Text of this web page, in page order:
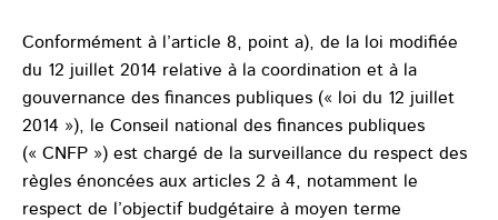
Conformément à l’article 8, point a), de la loi modifiée
du 12 juillet 2014 relative à la coordination et à la
gouvernance des finances publiques (« loi du 12 juillet
2014 »), le Conseil national des finances publiques
(« CNFP ») est chargé de la surveillance du respect des
règles énoncées aux articles 2 à 4, notamment le
respect de l’objectif budgétaire à moyen terme